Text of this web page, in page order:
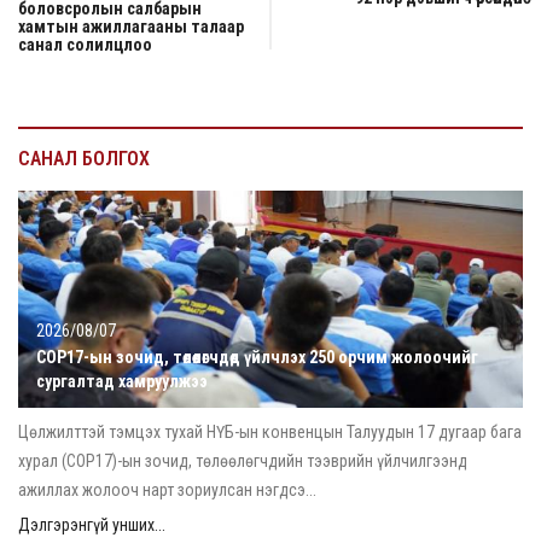
боловсролын салбарын
хамтын ажиллагааны талаар
санал солилцлоо
САНАЛ БОЛГОХ
2026/08/07
COP17-ын зочид, төлөөлөгчдөд үйлчлэх 250 орчим жолоочийг
сургалтад хамруулжээ
Цөлжилттэй тэмцэх тухай НҮБ-ын конвенцын Талуудын 17 дугаар бага
хурал (COP17)-ын зочид, төлөөлөгчдийн тээврийн үйлчилгээнд
ажиллах жолооч нарт зориулсан нэгдсэ...
Дэлгэрэнгүй унших...